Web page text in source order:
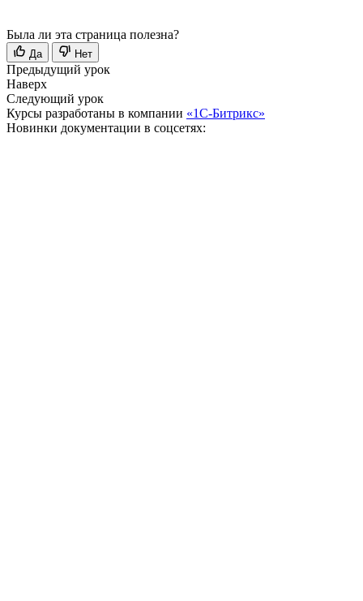
Была ли эта страница полезна?
Да Нет
Предыдущий урок
Наверх
Следующий урок
Курсы разработаны в компании «1С-Битрикс»
Новинки документации в соцсетях: